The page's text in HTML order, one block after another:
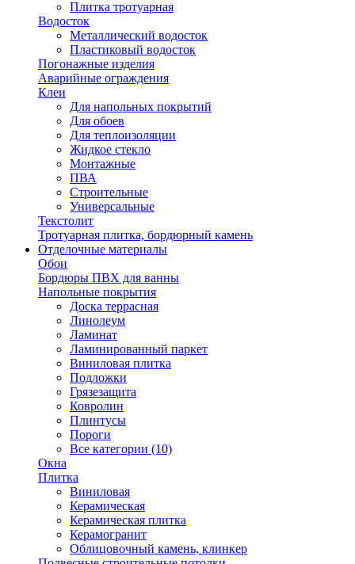
Плитка тротуарная
Водосток
Металлический водосток
Пластиковый водосток
Погонажные изделия
Аварийные ограждения
Клеи
Для напольных покрытий
Для обоев
Для теплоизоляции
Жидкое стекло
Монтажные
ПВА
Строительные
Универсальные
Текстолит
Тротуарная плитка, бордюрный камень
Отделочные материалы
Обои
Бордюры ПВХ для ванны
Напольные покрытия
Доска террасная
Линолеум
Ламинат
Ламинированный паркет
Виниловая плитка
Подложки
Грязезащита
Ковролин
Плинтусы
Пороги
Все категории (10)
Окна
Плитка
Виниловая
Керамическая
Керамическая плитка
Керамогранит
Облицовочный камень, клинкер